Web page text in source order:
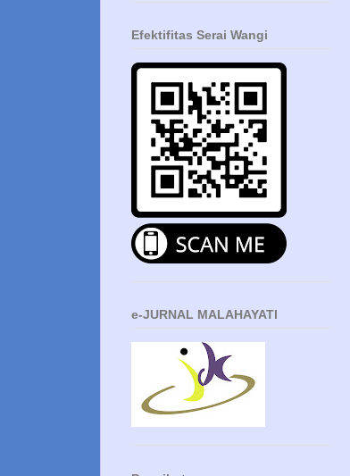
Efektifitas Serai Wangi
e-JURNAL MALAHAYATI